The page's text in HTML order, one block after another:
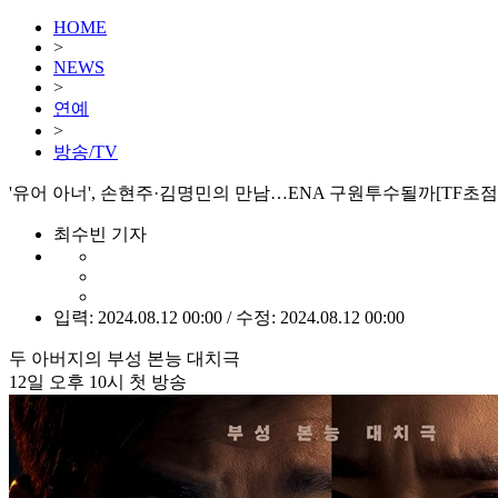
HOME
>
NEWS
>
연예
>
방송/TV
'유어 아너', 손현주·김명민의 만남…ENA 구원투수될까[TF초
최수빈 기자
입력: 2024.08.12 00:00 / 수정: 2024.08.12 00:00
두 아버지의 부성 본능 대치극
12일 오후 10시 첫 방송